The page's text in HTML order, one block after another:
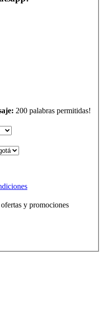
200 palabras permitidas!
y promociones